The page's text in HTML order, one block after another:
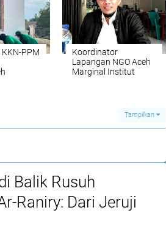
PPM
Koordinator
Lapangan NGO Aceh
Marginal Institut
Cuaca Ekstrem diTampilkan
Balik Rusuh
Raniry: Dari Jeruji